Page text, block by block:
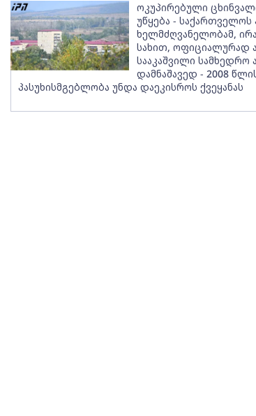
ოკუპირებული
უწყება -
ხელმძღვანელობამ,
სახით, ოფიციალურად
სააკაშვილი სამხედრო
დამნაშავედ - 2008
პასუხისმგებლობა უნდა დაეკისროს ქვეყანას